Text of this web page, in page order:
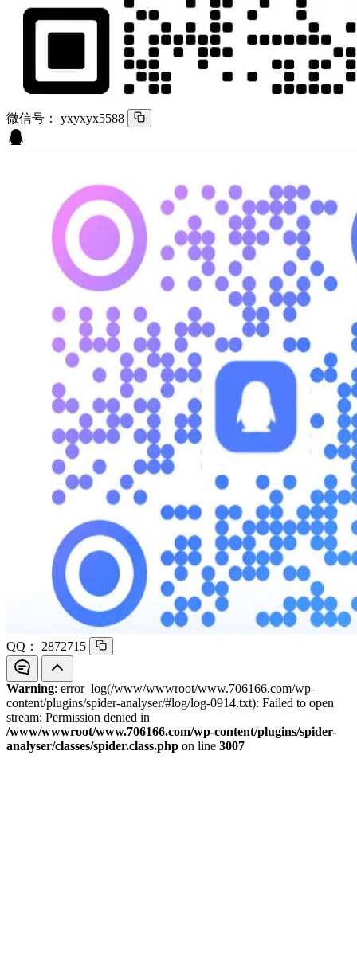
微信号： yxyxyx5588
QQ： 2872715
Warning: error_log(/www/wwwroot/www.706166.com/wp-
content/plugins/spider-analyser/#log/log-0914.txt): Failed to open
stream: Permission denied in
/www/wwwroot/www.706166.com/wp-content/plugins/spider-
analyser/classes/spider.class.php on line 3007